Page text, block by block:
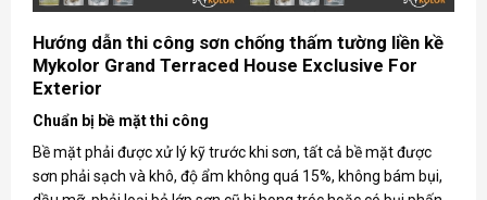
Hướng dẫn thi công sơn chống thấm tường liền kề
Mykolor Grand Terraced House Exclusive For
Exterior
Chuẩn bị bề mặt thi công
Bề mặt phải được xử lý kỹ trước khi sơn, tất cả bề mặt được
sơn phải sạch và khô, độ ẩm không quá 15%, không bám bụi,